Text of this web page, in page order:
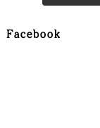
Facebook